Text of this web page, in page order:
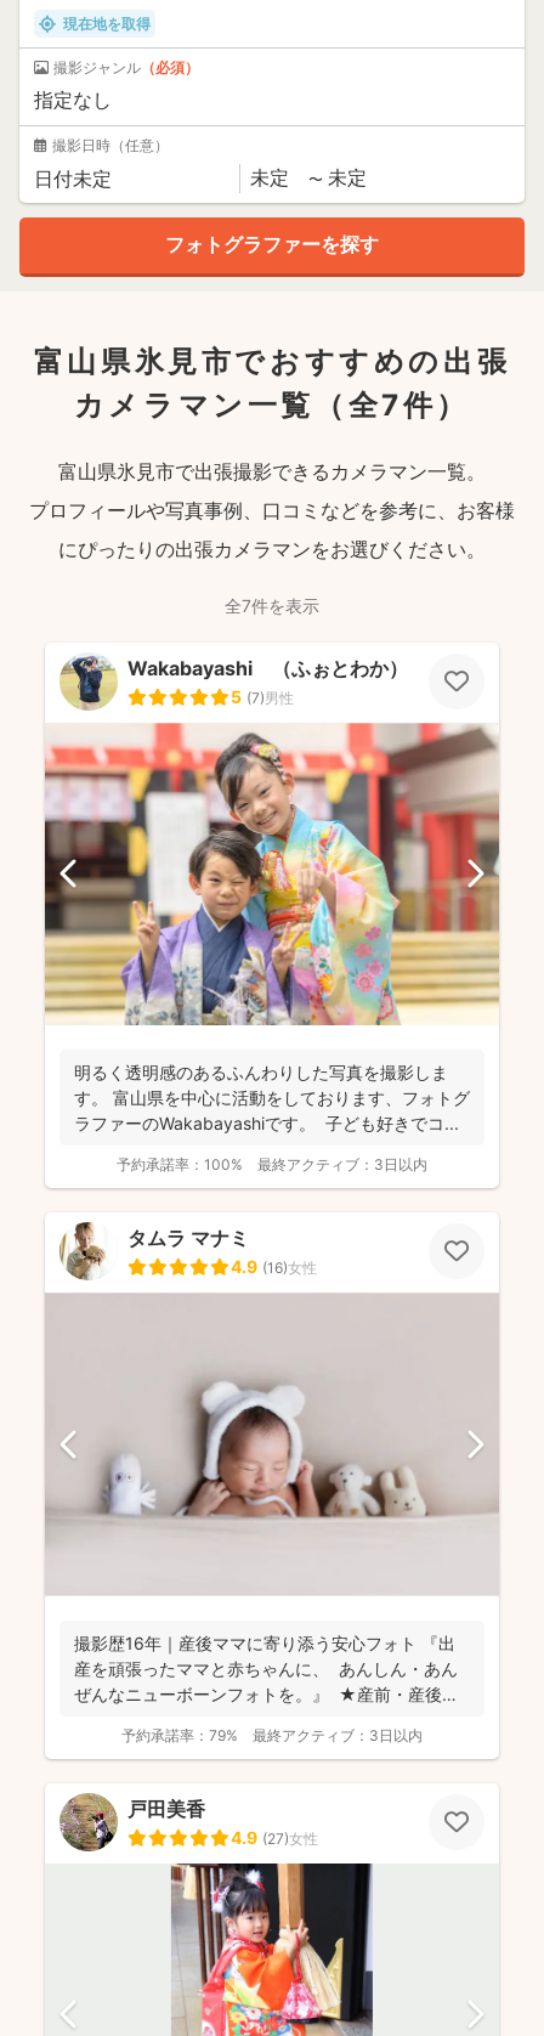
現在地を取得
撮影ジャンル （必須）
撮影日時 （任意）
富山県氷見市でおすすめの出張
カメラマン一覧
（全7件）
富山県氷見市で出張撮影できるカメラマン一覧。
プロフィールや写真事例、口コミなどを参考に、お客様
にぴったりの出張カメラマンをお選びください。
全7件を表示
Wakabayashi （ふぉとわか）
5 (7)男性
明るく透明感のあるふんわりした写真を撮影しま
す。 富山県を中心に活動をしております、フォトグ
ラファーのWakabayashiです。 子ども好きでコ...
予約承諾率： 100% 最終アクティブ： 3日以内
タムラ マナミ
4.9 (16)女性
撮影歴16年｜産後ママに寄り添う安心フォト 『出
産を頑張ったママと赤ちゃんに、 あんしん・あん
ぜんなニューボーンフォトを。』 ★産前・産後
予約承諾率： 79% 最終アクティブ： 3日以内
戸田美香
4.9 (27)女性